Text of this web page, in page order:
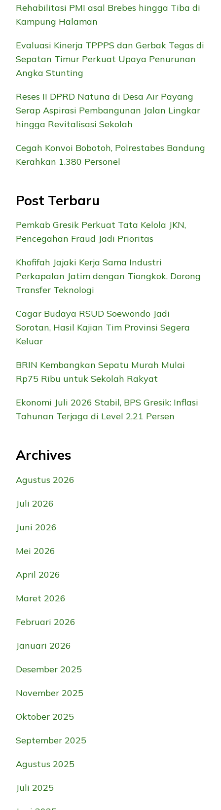
Rehabilitasi PMI asal Brebes hingga Tiba di
Kampung Halaman
Evaluasi Kinerja TPPPS dan Gerbak Tegas di
Sepatan Timur Perkuat Upaya Penurunan
Angka Stunting
Reses II DPRD Natuna di Desa Air Payang
Serap Aspirasi Pembangunan Jalan Lingkar
hingga Revitalisasi Sekolah
Cegah Konvoi Bobotoh, Polrestabes Bandung
Kerahkan 1.380 Personel
Post Terbaru
Pemkab Gresik Perkuat Tata Kelola JKN,
Pencegahan Fraud Jadi Prioritas
Khofifah Jajaki Kerja Sama Industri
Perkapalan Jatim dengan Tiongkok, Dorong
Transfer Teknologi
Cagar Budaya RSUD Soewondo Jadi
Sorotan, Hasil Kajian Tim Provinsi Segera
Keluar
BRIN Kembangkan Sepatu Murah Mulai
Rp75 Ribu untuk Sekolah Rakyat
Ekonomi Juli 2026 Stabil, BPS Gresik: Inflasi
Tahunan Terjaga di Level 2,21 Persen
Archives
Agustus 2026
Juli 2026
Juni 2026
Mei 2026
April 2026
Maret 2026
Februari 2026
Januari 2026
Desember 2025
November 2025
Oktober 2025
September 2025
Agustus 2025
Juli 2025